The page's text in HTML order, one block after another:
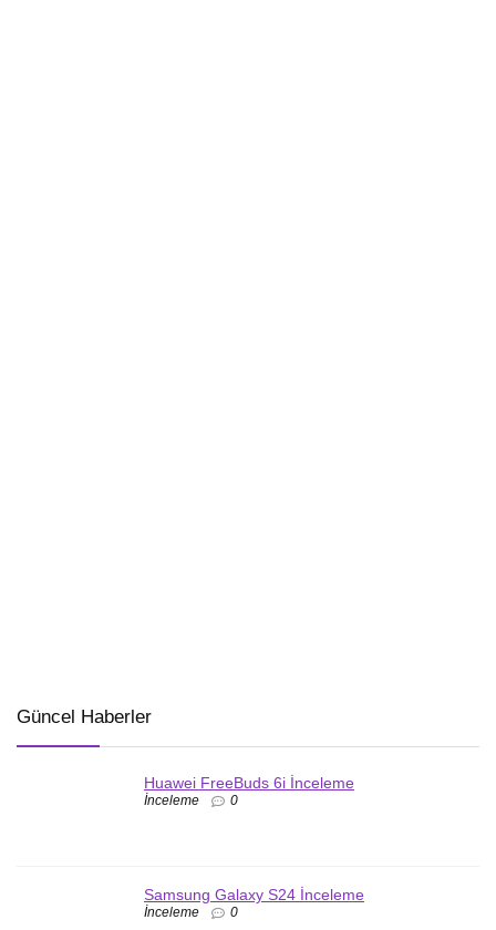
Güncel Haberler
Huawei FreeBuds 6i İnceleme
İnceleme 0
Samsung Galaxy S24 İnceleme
İnceleme 0